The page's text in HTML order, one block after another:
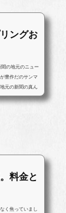
ングお
の地元のニュー
豊作だのサンマ
元の新聞の真ん
料金と
く焦っていまし